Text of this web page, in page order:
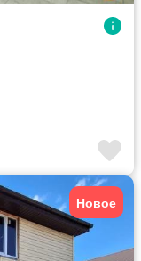
Новое